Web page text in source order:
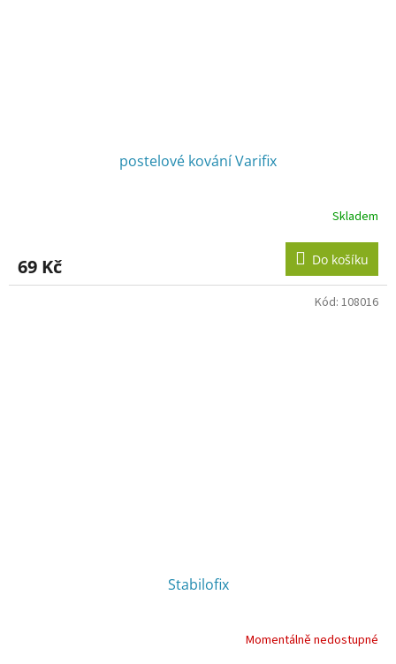
postelové kování Varifix
Skladem
69 Kč Do košíku
Stabilofix
Momentálně nedostupné
Kód: 108016